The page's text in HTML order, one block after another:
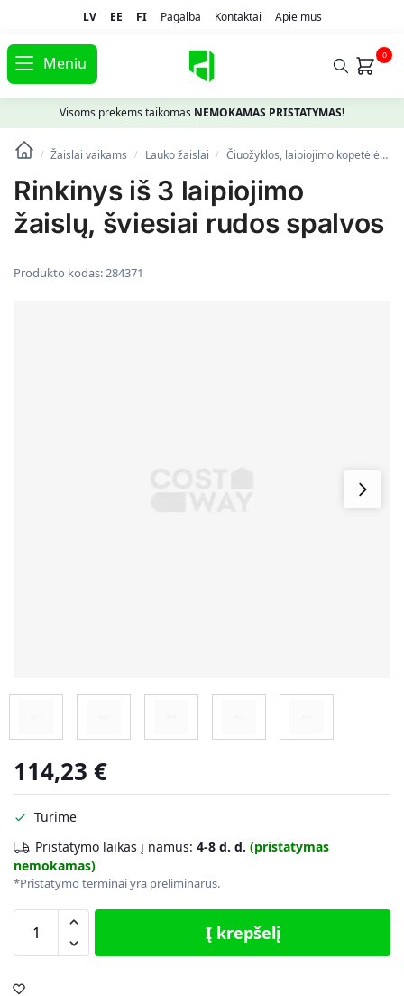
LV EE FI Pagalba Kontaktai Apie mus
Meniu 0
Visoms prekėms taikomas NEMOKAMAS PRISTATYMAS!
/ Žaislai vaikams / Lauko žaislai / Čiuožyklos, laipiojimo kopetėlės
Rinkinys iš 3 laipiojimo
žaislų, šviesiai rudos spalvos
Produkto kodas:284371
114,23 €
Turime
Pristatymo laikas į namus: 4-8 d. d. (pristatymas
nemokamas)
*Pristatymo terminai yra preliminarūs.
Į krepšelį